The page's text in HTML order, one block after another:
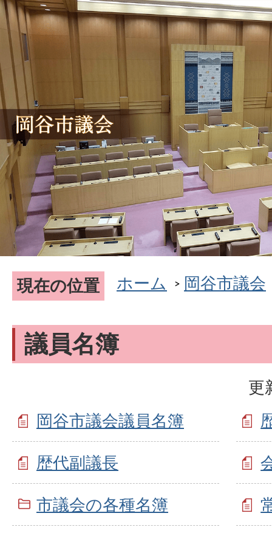
現在の位置 ホーム 岡谷市議会
議員名簿
更
岡谷市議会議員名簿
歴代副議長
市議会の各種名簿